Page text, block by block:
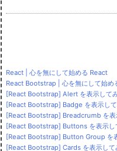
React | 心を無にして始める React
React Bootstrap | 心を無にして始め
[React Bootstrap] Alert を表示して
[React Bootstrap] Badge を表示し
[React Bootstrap] Breadcrumb を表
[React Bootstrap] Buttons を表示し
[React Bootstrap] Button Group を
[React Bootstrap] Cards を表示し